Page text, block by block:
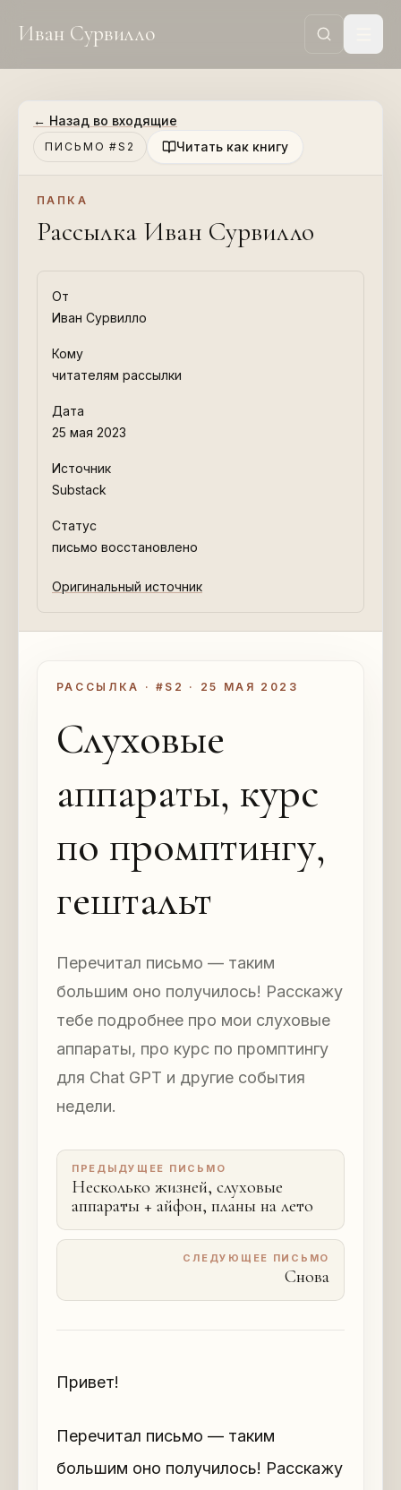
Иван Сурвилло
← Назад во входящие
ПИСЬМО #S2 Читать как книгу
ПАПКА
Рассылка Иван Сурвилло
От
Иван Сурвилло
Кому
читателям рассылки
Дата
25 мая 2023
Источник
Substack
Статус
письмо восстановлено
Оригинальный источник
РАССЫЛКА · #S2 · 25 МАЯ 2023
Слуховые
аппараты, курс
по промптингу,
гештальт
Перечитал письмо — таким
большим оно получилось! Расскажу
тебе подробнее про мои слуховые
аппараты, про курс по промптингу
для Chat GPT и другие события
недели.
ПРЕДЫДУЩЕЕ ПИСЬМО
Несколько жизней, слуховые
аппараты + айфон, планы на лето
СЛЕДУЮЩЕЕ ПИСЬМО
Снова
Привет!
Перечитал письмо — таким
большим оно получилось! Расскажу